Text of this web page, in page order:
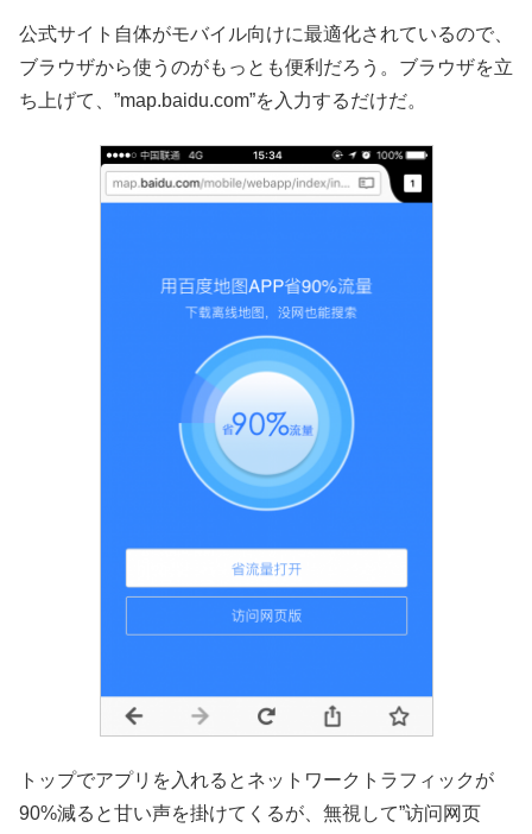
公式サイト自体がモバイル向けに最適化されているので、
ブラウザから使うのがもっとも便利だろう。ブラウザを立
ち上げて、”map.baidu.com”を入力するだけだ。
トップでアプリを入れるとネットワークトラフィックが
90%減ると甘い声を掛けてくるが、無視して”访问网页